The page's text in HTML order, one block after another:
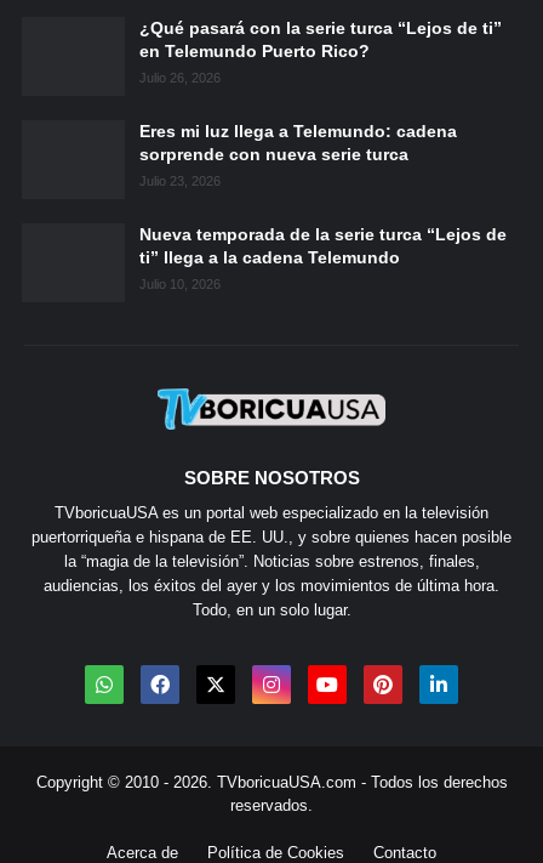
¿Qué pasará con la serie turca “Lejos de ti”
en Telemundo Puerto Rico?
Julio 26, 2026
Eres mi luz llega a Telemundo: cadena
sorprende con nueva serie turca
Julio 23, 2026
Nueva temporada de la serie turca “Lejos de
ti” llega a la cadena Telemundo
Julio 10, 2026
SOBRE NOSOTROS
TVboricuaUSA es un portal web especializado en la televisión
puertorriqueña e hispana de EE. UU., y sobre quienes hacen posible
la “magia de la televisión”. Noticias sobre estrenos, finales,
audiencias, los éxitos del ayer y los movimientos de última hora.
Todo, en un solo lugar.
Copyright © 2010 - 2026. TVboricuaUSA.com - Todos los derechos
reservados.
Acerca de Política de Cookies Contacto